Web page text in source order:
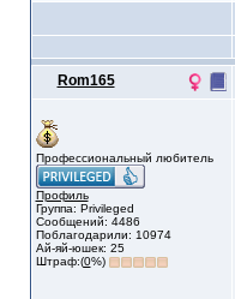
Rom165
Профессиональный любитель
Профиль
Группа: Privileged
Сообщений: 4486
Поблагодарили: 10974
Ай-яй-юшек: 25
Штраф:(0%)